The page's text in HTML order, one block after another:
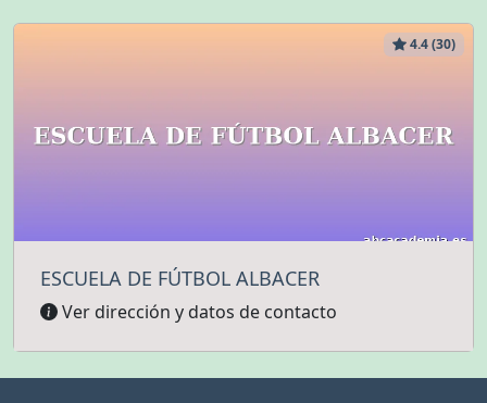
4.4 (30)
ESCUELA DE FÚTBOL ALBACER
Ver dirección y datos de contacto